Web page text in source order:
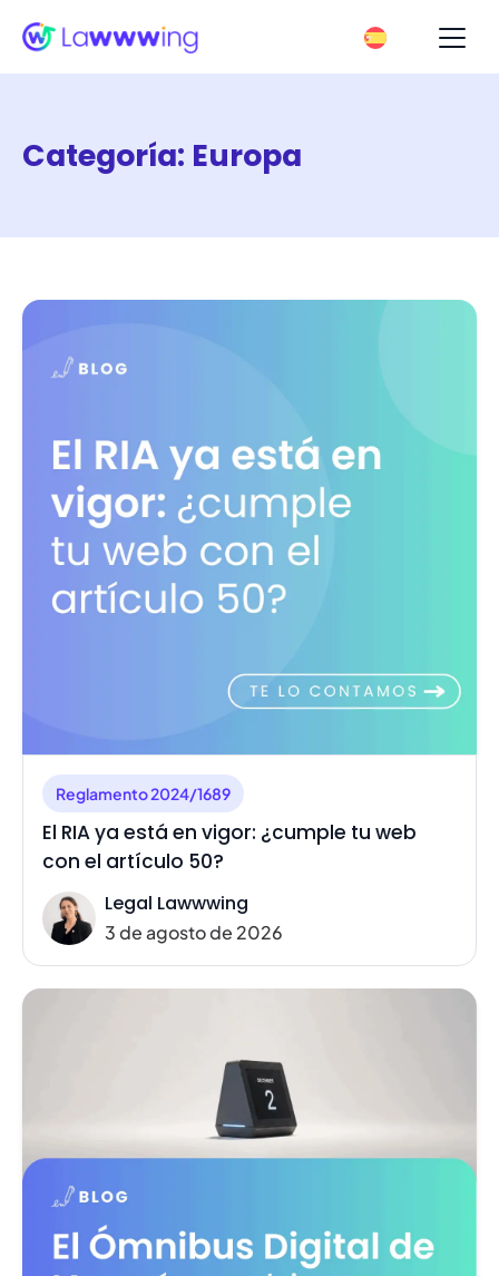
Categoría: Europa
Reglamento 2024/1689
El RIA ya está en vigor: ¿cumple tu web
con el artículo 50?
Legal Lawwwing
3 de agosto de 2026